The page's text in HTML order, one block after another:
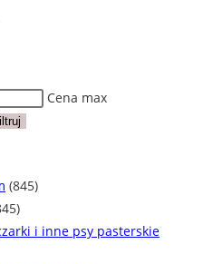
Cena max
(845)
i inne psy pasterskie